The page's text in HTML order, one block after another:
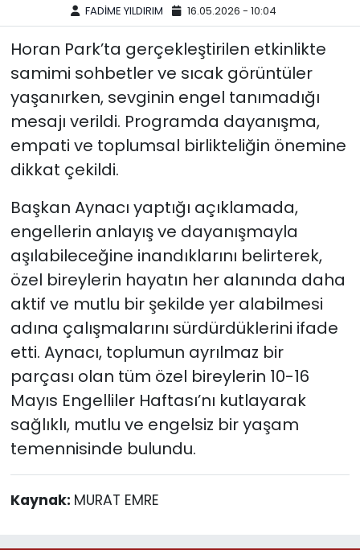
FADİME YILDIRIM 16.05.2026 - 10:04
Horan Park’ta gerçekleştirilen etkinlikte
samimi sohbetler ve sıcak görüntüler
yaşanırken, sevginin engel tanımadığı
mesajı verildi. Programda dayanışma,
empati ve toplumsal birlikteliğin önemine
dikkat çekildi.
Başkan Aynacı yaptığı açıklamada,
engellerin anlayış ve dayanışmayla
aşılabileceğine inandıklarını belirterek,
özel bireylerin hayatın her alanında daha
aktif ve mutlu bir şekilde yer alabilmesi
adına çalışmalarını sürdürdüklerini ifade
etti. Aynacı, toplumun ayrılmaz bir
parçası olan tüm özel bireylerin 10-16
Mayıs Engelliler Haftası’nı kutlayarak
sağlıklı, mutlu ve engelsiz bir yaşam
temennisinde bulundu.
Kaynak: MURAT EMRE